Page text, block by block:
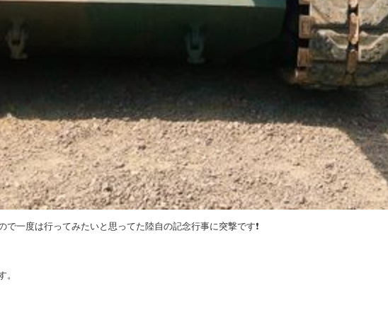
一度は行ってみたいと思ってた陸自の記念行事に突撃です❗️
。